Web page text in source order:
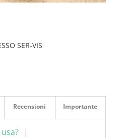
SER-VIS
Recensioni Importante